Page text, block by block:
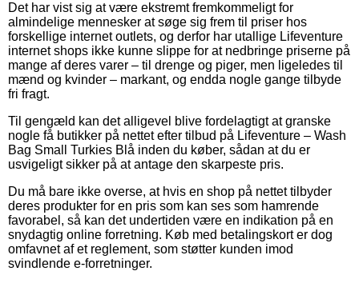
Det har vist sig at være ekstremt fremkommeligt for
almindelige mennesker at søge sig frem til priser hos
forskellige internet outlets, og derfor har utallige Lifeventure
internet shops ikke kunne slippe for at nedbringe priserne på
mange af deres varer – til drenge og piger, men ligeledes til
mænd og kvinder – markant, og endda nogle gange tilbyde
fri fragt.
Til gengæld kan det alligevel blive fordelagtigt at granske
nogle få butikker på nettet efter tilbud på Lifeventure – Wash
Bag Small Turkies Blå inden du køber, sådan at du er
usvigeligt sikker på at antage den skarpeste pris.
Du må bare ikke overse, at hvis en shop på nettet tilbyder
deres produkter for en pris som kan ses som hamrende
favorabel, så kan det undertiden være en indikation på en
snydagtig online forretning. Køb med betalingskort er dog
omfavnet af et reglement, som støtter kunden imod
svindlende e-forretninger.